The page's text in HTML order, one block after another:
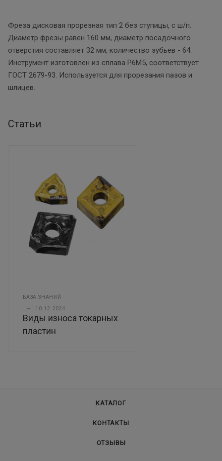
Фреза дисковая прорезная тип 2 без ступицы, с ш/п.
Диаметр фрезы равен 160 мм, диаметр посадочного
отверстия составляет 32 мм, количество зубьев - 64.
Инструмент изготовлен из сплава Р6М5, соответствует
ГОСТ 2679-93. Используется для прорезания пазов и
шлицев.
Статьи
БАЗА ЗНАНИЙ
— 10.12.2024
Виды износа токарных
пластин
КАТАЛОГ
КОНТАКТЫ
ОТЗЫВЫ